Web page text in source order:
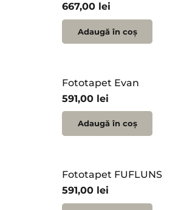
667,00 lei
Adaugă în coș
Fototapet Evan
591,00 lei
Adaugă în coș
Fototapet FUFLUNS
591,00 lei